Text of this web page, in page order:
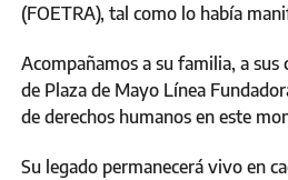
(FOETRA), tal como lo había
Acompañamos a su familia, a sus
de Plaza de Mayo Línea
de derechos humanos en este
Su legado permanecerá vivo en